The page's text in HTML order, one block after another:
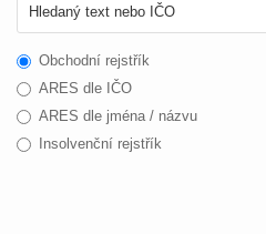
Obchodní rejstřík
ARES dle IČO
ARES dle jména / názvu
Insolvenční rejstřík